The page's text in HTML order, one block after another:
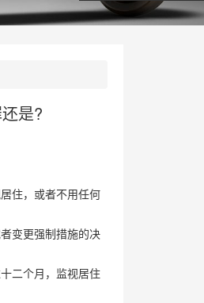
是?
住，或者不用任何
变更强制措施的决
二个月，监视居住